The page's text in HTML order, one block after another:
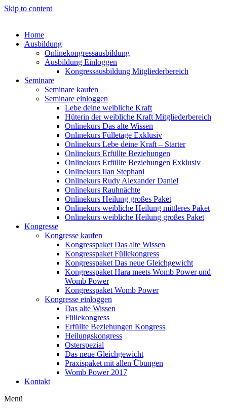
Skip to content
Home
Ausbildung
Onlinekongressausbildung
Ausbildung Einloggen
Kongressausbildung Mitgliederbereich
Seminare
Seminare kaufen
Seminare einloggen
Lebe deine weibliche Kraft
Hüterin der weibliche Kraft Mitgliederbereich
Onlinekurs Das alte Wissen
Onlinekurs Fülletage Exklusiv
Onlinekurs Lebe deine Kraft – Starter
Onlinekurs Erfüllte Beziehungen
Onlinekurs Erfüllte Beziehungen Exklusiv
Onlinekurs Ilan Stephani
Onlinekurs Rudy Alexander Daniel
Onlinekurs Rauhnächte
Onlinekurs Heilung großes Paket
Onlinekurs weibliche Heilung mittleres Paket
Onlinekurs weibliche Heilung großes Paket
Kongresse
Kongresse kaufen
Kongresspaket Das alte Wissen
Kongresspaket Füllekongress
Kongresspaket Das neue Gleichgewicht
Kongresspaket Hara meets Womb Power und
Womb Power
Kongresspaket Womb Power
Kongresse einloggen
Das alte Wissen
Füllekongress
Erfüllte Beziehungen Kongress
Heilungskongress
Osterspezial
Das neue Gleichgewicht
Praxispaket mit allen Übungen
Womb Power 2017
Kontakt
Menü